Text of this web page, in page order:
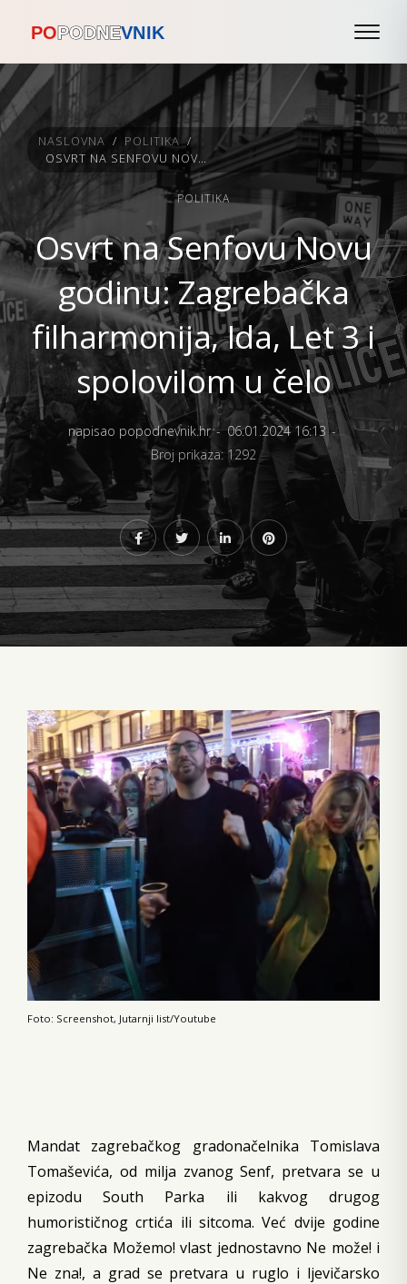
NASLOVNA / POLITIKA /
OSVRT NA SENFOVU NOVU GODINU: ZAGREBAČKA FILHARMONIJA, IDA, LET 3 I SPOLOVILOM U ČELO
POLITIKA
Osvrt na Senfovu Novu
godinu: Zagrebačka
filharmonija, Ida, Let 3 i
spolovilom u čelo
napisao popodnevnik.hr
06.01.2024 16:13
Broj prikaza: 1292
Foto: Screenshot, Jutarnji list/Youtube
Mandat zagrebačkog gradonačelnika Tomislava
Tomaševića, od milja zvanog Senf, pretvara se u
epizodu South Parka ili kakvog drugog
humorističnog crtića ili sitcoma. Već dvije godine
zagrebačka Možemo! vlast jednostavno Ne može! i
Ne zna!, a grad se pretvara u ruglo i ljevičarsko